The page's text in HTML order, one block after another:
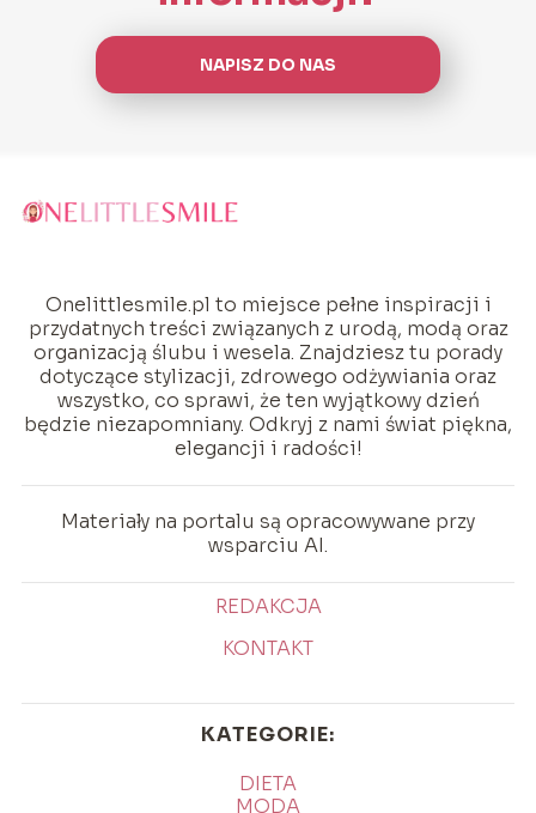
NAPISZ DO NAS
Onelittlesmile.pl to miejsce pełne inspiracji i
przydatnych treści związanych z urodą, modą oraz
organizacją ślubu i wesela. Znajdziesz tu porady
dotyczące stylizacji, zdrowego odżywiania oraz
wszystko, co sprawi, że ten wyjątkowy dzień
będzie niezapomniany. Odkryj z nami świat piękna,
elegancji i radości!
Materiały na portalu są opracowywane przy
wsparciu AI.
REDAKCJA
KONTAKT
KATEGORIE:
DIETA
MODA